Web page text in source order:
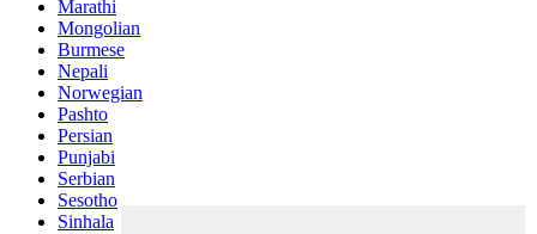
Marathi
Mongolian
Burmese
Nepali
Norwegian
Pashto
Persian
Punjabi
Serbian
Sesotho
Sinhala